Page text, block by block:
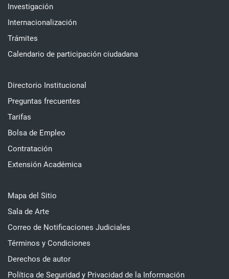
Investigación
Internacionalización
Trámites
Calendario de participación ciudadana
Directorio Institucional
Preguntas frecuentes
Tarifas
Bolsa de Empleo
Contratación
Extensión Académica
Mapa del Sitio
Sala de Arte
Correo de Notificaciones Judiciales
Términos y Condiciones
Derechos de autor
Política de Seguridad y Privacidad de la Información